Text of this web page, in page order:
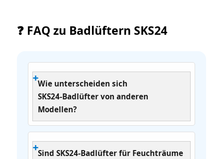
❓ FAQ zu Badlüftern SKS24
Wie unterscheiden sich
SKS24‑Badlüfter von anderen
Modellen?
Sind SKS24‑Badlüfter für Feuchträume